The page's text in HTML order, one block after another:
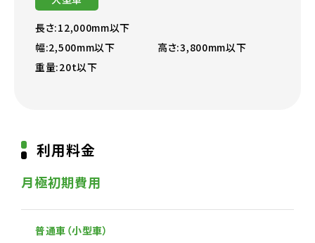
長さ:12,000mm以下
幅:2,500mm以下
高さ:3,800mm以下
重量:20t以下
利用料金
月極初期費用
普通車（小型車）